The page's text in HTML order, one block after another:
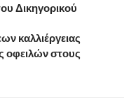
Δικηγορικού
καλλιέργειας
οφειλών στους